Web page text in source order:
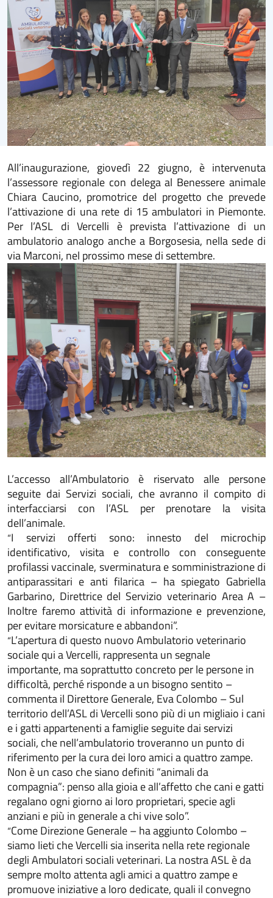
All’inaugurazione, giovedì 22 giugno, è intervenuta
l’assessore regionale con delega al Benessere animale
Chiara Caucino, promotrice del progetto che prevede
l’attivazione di una rete di 15 ambulatori in Piemonte.
Per l’ASL di Vercelli è prevista l’attivazione di un
ambulatorio analogo anche a Borgosesia, nella sede di
via Marconi, nel prossimo mese di settembre.
L’accesso all’Ambulatorio è riservato alle persone
seguite dai Servizi sociali, che avranno il compito di
interfacciarsi con l’ASL per prenotare la visita
dell’animale.
“I servizi offerti sono: innesto del microchip
identificativo, visita e controllo con conseguente
profilassi vaccinale, sverminatura e somministrazione di
antiparassitari e anti filarica – ha spiegato Gabriella
Garbarino, Direttrice del Servizio veterinario Area A –
Inoltre faremo attività di informazione e prevenzione,
per evitare morsicature e abbandoni”.
“L’apertura di questo nuovo Ambulatorio veterinario
sociale qui a Vercelli, rappresenta un segnale
importante, ma soprattutto concreto per le persone in
difficoltà, perché risponde a un bisogno sentito –
commenta il Direttore Generale, Eva Colombo – Sul
territorio dell’ASL di Vercelli sono più di un migliaio i cani
e i gatti appartenenti a famiglie seguite dai servizi
sociali, che nell’ambulatorio troveranno un punto di
riferimento per la cura dei loro amici a quattro zampe.
Non è un caso che siano definiti “animali da
compagnia”: penso alla gioia e all’affetto che cani e gatti
regalano ogni giorno ai loro proprietari, specie agli
anziani e più in generale a chi vive solo”.
“Come Direzione Generale – ha aggiunto Colombo –
siamo lieti che Vercelli sia inserita nella rete regionale
degli Ambulatori sociali veterinari. La nostra ASL è da
sempre molto attenta agli amici a quattro zampe e
promuove iniziative a loro dedicate, quali il convegno